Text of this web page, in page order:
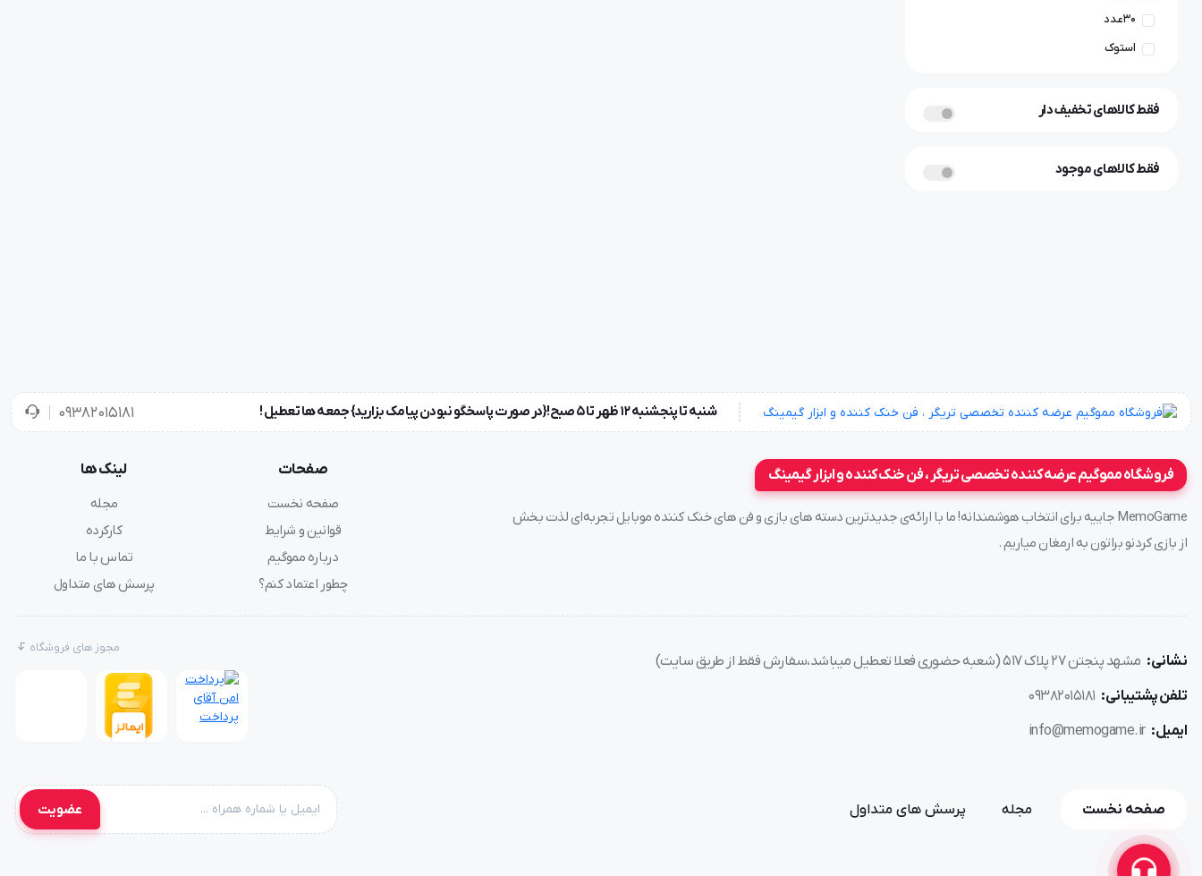
۳۰عدد
استوک
فقط کالاهای تخفیف دار
فقط کالاهای موجود
شنبه تا پنجشنبه ۱۲ ظهر تا 5 صبح!{در صورت پاسخگو نبودن پیامک بزارید} جمعه ها تعطیل ! ۰۹۳۸۲۰۱۵۱۸۱
فروشگاه مموگیم عرضه کننده تخصصی تریگر ، فن خنک کننده و ابزار گیمینگ
MemoGame جاییه برای انتخاب هوشمندانه! ما با ارائه‌ی جدیدترین دسته های بازی و فن های خنک کننده موبایل تجربه‌ای لذت بخش
از بازی کردنو براتون به ارمغان میاریم .
صفحات
صفحه نخست
قوانین و شرایط
درباره مموگیم
چطور اعتماد کنم؟
لینک ها
مجله
کارکرده
تماس با ما
پرسش های متداول
نشانی: مشهد پنجتن ۲۷ پلاک ۵۱۷ (شعبه حضوری فعلا تعطیل میباشد،سفارش فقط از طریق سایت)
تلفن پشتیبانی: ۰۹۳۸۲۰۱۵۱۸۱
ایمیل: info@memogame.ir
مجوز های فروشگاه
صفحه نخست مجله پرسش های متداول عضویت